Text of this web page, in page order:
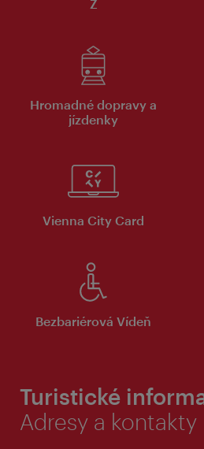
Z
Hromadné dopravy a
jízdenky
Vienna City Card
Bezbariérová Vídeň
Turistické
Adresy a kontakty